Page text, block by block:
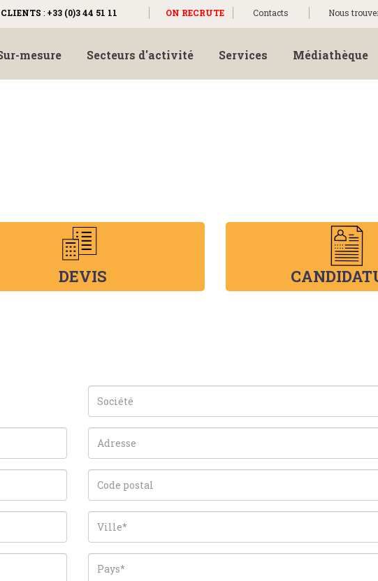
CLIENTS : +33 (0)3 44 51 11
ON RECRUTE Contacts Nous
mesure Secteurs d'activité Services Médiathèque
DEVIS